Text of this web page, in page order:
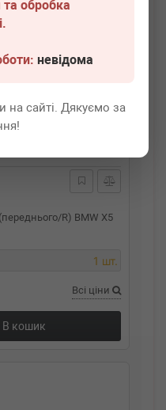
обробка
невідома
на сайті. Дякуємо за
R) BMW X5
1 шт.
Всі ціни
В кошик